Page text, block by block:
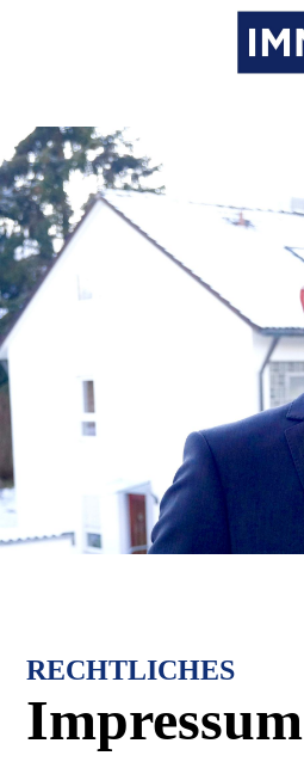
RECHTLICHES
Impressum